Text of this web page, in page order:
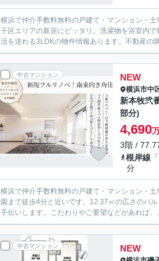
横浜で仲介手数料無料の戸建て・マンション・
子区エリアの新居にピッタリ。洗濯物を浴室内
活を送れる3LDKの物件情報あります。不動産の
中古マンション NEW
横浜市中
新本牧弐
部分)
4,690
3階 /
根岸線 「
分
横浜で仲介手数料無料の戸建て・マンション・
園まで徒歩4分と近いです。12.37㎡の広さのバ
手伝いします。こだわりやご要望などがあれば
中古マンション NEW